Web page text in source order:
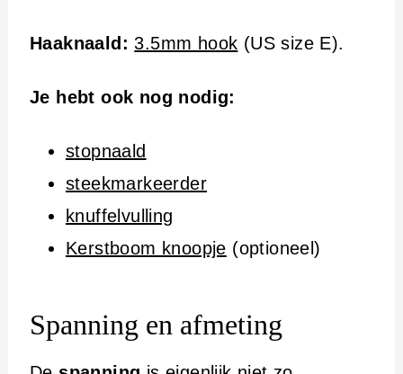
Haaknaald:3.5mm hook (US size E).
Je hebt ook nog nodig:
stopnaald
steekmarkeerder
knuffelvulling
Kerstboom knoopje (optioneel)
Spanning en afmeting